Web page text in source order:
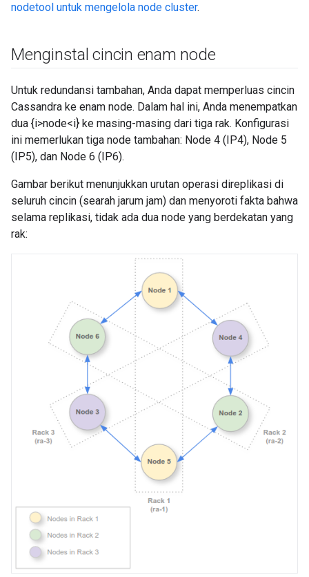
nodetool untuk mengelola node cluster.
Menginstal cincin enam node
Untuk redundansi tambahan, Anda dapat memperluas cincin
Cassandra ke enam node. Dalam hal ini, Anda menempatkan
dua {i>node<i} ke masing-masing dari tiga rak. Konfigurasi
ini memerlukan tiga node tambahan: Node 4 (IP4), Node 5
(IP5), dan Node 6 (IP6).
Gambar berikut menunjukkan urutan operasi direplikasi di
seluruh cincin (searah jarum jam) dan menyoroti fakta bahwa
selama replikasi, tidak ada dua node yang berdekatan yang
rak: